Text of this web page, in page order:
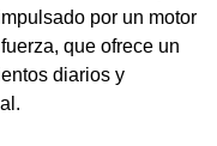
por un motor
que ofrece un
diarios y